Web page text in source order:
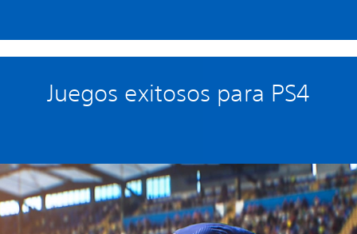
Juegos exitosos para PS4